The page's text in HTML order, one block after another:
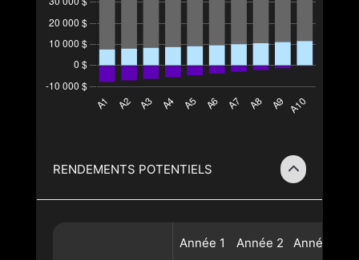
RENDEMENTS POTENTIELS
Année 1 Année 2 Année